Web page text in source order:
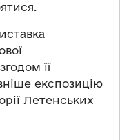
її
експозицію
Летенських